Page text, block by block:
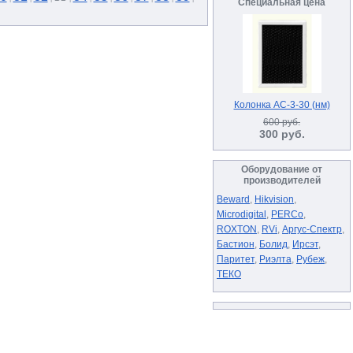
Специальная цена
Колонка АС-3-30 (нм)
600 руб.
300 руб.
Оборудование от
производителей
Beward , Hikvision,
Microdigital , PERCo,
ROXTON , RVi, Аргус-Спектр,
Бастион, Болид, Ирсэт,
Паритет, Риэлта, Рубеж,
ТЕКО